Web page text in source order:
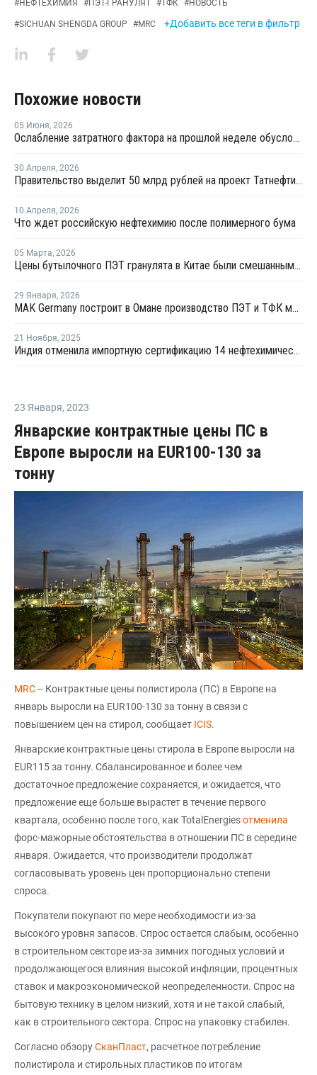
#НЕФТЕХИМИЯ #ПЭТ-ГРАНУЛЯТ #ТФК #НОВОСТЬ
#SICHUAN SHENGDA GROUP #MRC +Добавить все теги в фильтр
Похожие новости
05 Июня, 2026
Ослабление затратного фактора на прошлой неделе обусловило нисходящую динамику мировых цен ТФК
30 Апреля, 2026
Правительство выделит 50 млрд рублей на проект Татнефти по производству ПЭТ
10 Апреля, 2026
Что ждет российскую нефтехимию после полимерного бума
05 Марта, 2026
Цены бутылочного ПЭТ гранулята в Китае были смешанными в феврале
29 Января, 2026
MAK Germany построит в Омане производство ПЭТ и ТФК мощностью 1,5 млн тонн
21 Ноября, 2025
Индия отменила импортную сертификацию 14 нефтехимических продуктов
23 Января, 2023
Январские контрактные цены ПС в
Европе выросли на EUR100-130 за
тонну
MRC-- Контрактные цены полистирола (ПС) в Европе на
январь выросли на EUR100-130 за тонну в связи с
повышением цен на стирол, сообщает ICIS.
Январские контрактные цены стирола в Европе выросли на
EUR115 за тонну. Сбалансированное и более чем
достаточное предложение сохраняется, и ожидается, что
предложение еще больше вырастет в течение первого
квартала, особенно после того, как TotalEnergiesотменила
форс-мажорные обстоятельства в отношении ПС в середине
января. Ожидается, что производители продолжат
согласовывать уровень цен пропорционально степени
спроса.
Покупатели покупают по мере необходимости из-за
высокого уровня запасов. Спрос остается слабым, особенно
в строительном секторе из-за зимних погодных условий и
продолжающегося влияния высокой инфляции, процентных
ставок и макроэкономической неопределенности. Спрос на
бытовую технику в целом низкий, хотя и не такой слабый,
как в строительного сектора. Спрос на упаковку стабилен.
Согласно обзоруСканПласт, расчетное потребление
полистирола и стирольных пластиков по итогам